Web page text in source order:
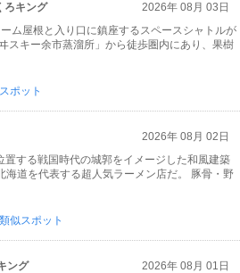
ろキング
2026年 08月 03日
ム屋根と入り口に鎮座するスペースシャトルが
スキー余市蒸溜所」から徒歩圏内にあり、果樹
ポット
2026年 08月 02日
する戦国時代の城郭をイメージした和風建築
道を代表する超人気ラーメン店だ。 豚骨・野
類似スポット
ング
2026年 08月 01日